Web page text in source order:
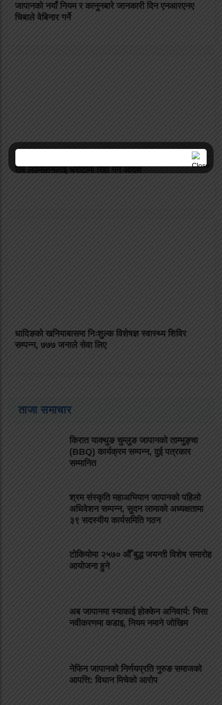
जापानको नयाँ नियम र कानुनबारे जानकारी दिन एनआरएनए
चिबाले वेबिनार गर्ने
धादिङको खनियाबासमा निःशुल्क विशेषज्ञ स्वास्थ्य शिविर
सम्पन्न, ७७७ जनाले सेवा लिए
ताजा समाचार
किरात याक्थुङ चुम्लुङ जापानको ताम्भुङ्चा
(BBQ) कार्यक्रम सम्पन्न, दुई पत्रकार
सम्मानित
श्रम संस्कृति महाअभियान जापानको पहिलो
अधिवेशन सम्पन्न, सुदन लामाको अध्यक्षतामा
३९ सदस्यीय कार्यसमिति गठन
टोकियोमा २५७० औँ बुद्ध जयन्ती विशेष समारोह
आयोजना हुने
अब जापानमा स्याकाई होक्केन अनिवार्य: भिसा
नवीकरणमा कडाइ, नियम नमाने जोखिम
नेफिन जापानको निर्णयप्रति गुरुङ समाजको
आपत्ति: विधान मिचेको आरोप